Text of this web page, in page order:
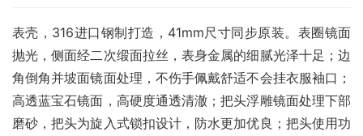
表壳，316进口钢制打造，41mm尺寸同步原装。表圈镜面
抛光，侧面经二次缎面拉丝，表身金属的细腻光泽十足；边
角倒角并坡面镜面处理，不伤手佩戴舒适不会挂衣服袖口；
高透蓝宝石镜面，高硬度通透清澈；把头浮雕镜面处理下部
磨砂，把头为旋入式锁扣设计，防水更加优良；把头使用功